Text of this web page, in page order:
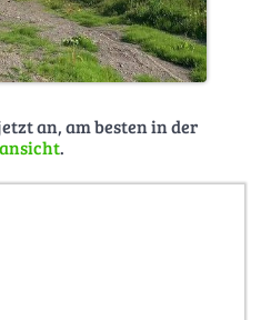
an, am besten in der
.